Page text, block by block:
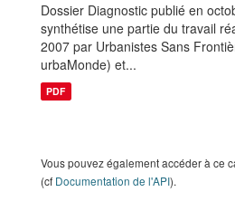
Dossier Diagnostic publié en
synthétise une partie du travail
2007 par Urbanistes Sans
urbaMonde) et...
PDF
Vous pouvez également accéder à ce
(cf Documentation de l'API).